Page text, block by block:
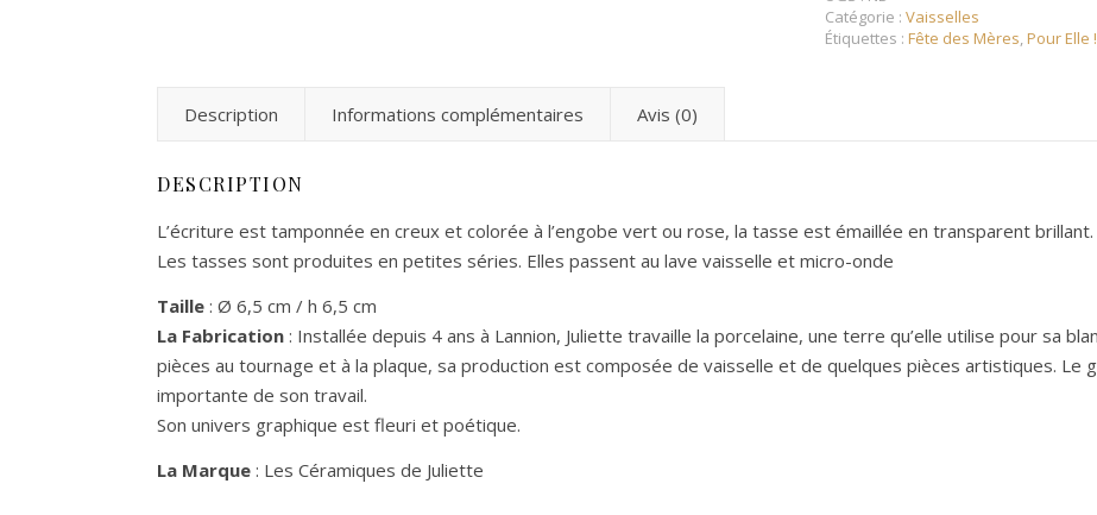
Catégorie : Vaisselles
Étiquettes : Fête des Mères,Pour Elle !
Description Informations complémentaires Avis (0)
DESCRIPTION
L’écriture est tamponnée en creux et colorée à l’engobe vert ou rose, la tasse est émaillée en transparent brillant.
Les tasses sont produites en petites séries. Elles passent au lave vaisselle et micro-onde
Taille : Ø 6,5 cm / h 6,5 cm
La Fabrication : Installée depuis 4 ans à Lannion, Juliette travaille la porcelaine, une terre qu’elle utilise pour sa
pièces au tournage et à la plaque, sa production est composée de vaisselle et de quelques pièces artistiques. Le
importante de son travail.
Son univers graphique est fleuri et poétique.
La Marque : Les Céramiques de Juliette